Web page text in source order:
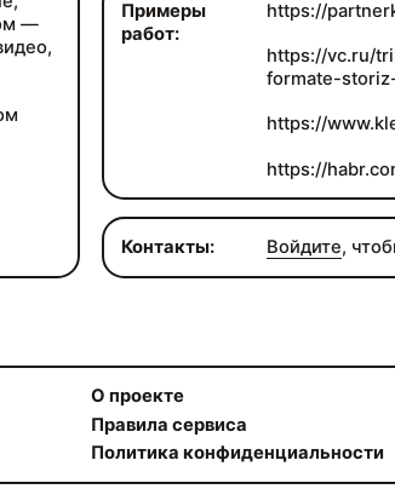
—
Примеры
работ:
https://
https://vc.ru/
formate-
https://
https://
Контакты: Войдите,
О проекте
Правила сервиса
Политика конфиденциальности